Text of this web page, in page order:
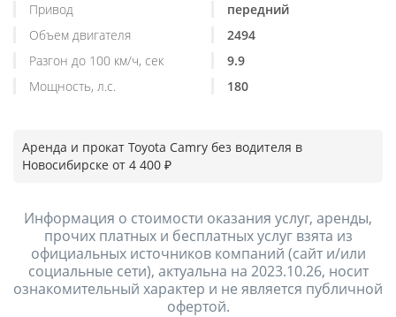
Привод
передний
Объем двигателя
2494
Разгон до 100 км/ч, сек
9.9
Мощность, л.с.
180
Аренда и прокат Toyota Camry без водителя в
Новосибирске от 4 400 ₽
Информация о стоимости оказания услуг, аренды,
прочих платных и бесплатных услуг взята из
официальных источников компаний (сайт и/или
социальные сети), актуальна на 2023.10.26, носит
ознакомительный характер и не является публичной
офертой.